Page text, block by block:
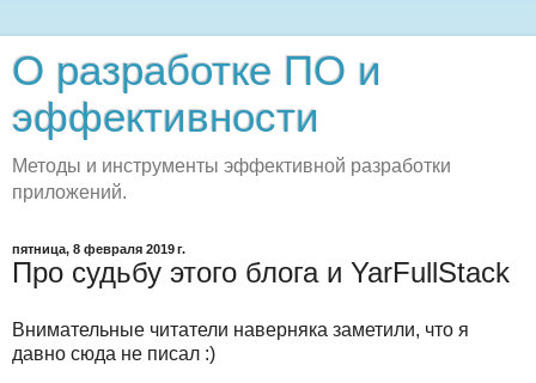
О разработке ПО и
эффективности
Методы и инструменты эффективной разработки
приложений.
пятница, 8 февраля 2019 г.
Про судьбу этого блога и YarFullStack
Внимательные читатели наверняка заметили, что я
давно сюда не писал :)